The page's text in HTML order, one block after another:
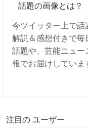
話題の画像とは？
今ツイッター上で話
解説＆感想付きで
話題や、芸能ニュ
報でお届けしていま
注目の ユーザー